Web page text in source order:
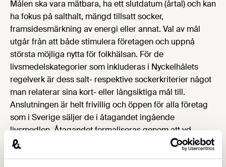
Målen ska vara mätbara, ha ett slutdatum (årtal) och kan
ha fokus på salthalt, mängd tillsatt socker,
framsidesmärkning av energi eller annat. Val av mål
utgår från att både stimulera företagen och uppnå
största möjliga nytta för folkhälsan. För de
livsmedelskategorier som inkluderas i Nyckelhålets
regelverk är dess salt- respektive sockerkriterier något
man relaterar sina kort- eller långsiktiga mål till.
Anslutningen är helt frivillig och öppen för alla företag
som i Sverige säljer de i åtagandet ingående
livsmedlen. Åtagandet formaliseras genom att vd
undertecknar. Företag som ansluter sig till åtagandet
förbinder sig att årligen rapportera måluppfyllelse till